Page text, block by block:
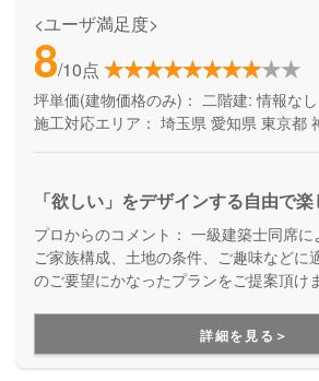
<ユーザ満足度>
8/10点
坪単価(建物価格のみ)： 二階建: 情報な
施工対応エリア： 埼玉県 愛知県 東京都
「欲しい」をデザインする自由で楽
プロからのコメント：
ご家族構成、土地の条件、ご趣味などに
のご要望にかなったプランをご提案頂けま
詳細を見る＞